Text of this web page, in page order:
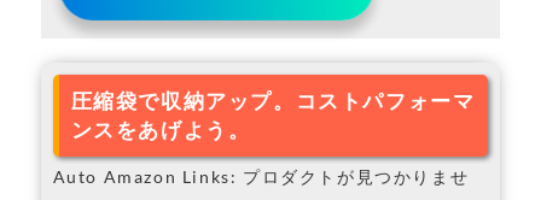
圧縮袋で収納アップ。コストパフォーマ
ンスをあげよう。
Auto Amazon Links: プロダクトが見つかりませ